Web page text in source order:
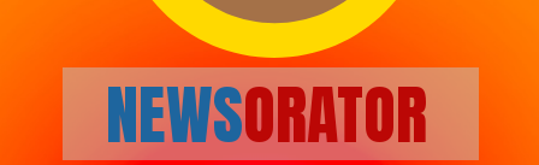
NEWSORATOR